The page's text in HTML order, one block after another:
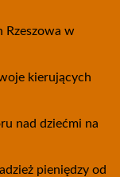
Rzeszowa w
kierujących
nad dziećmi na
pieniędzy od